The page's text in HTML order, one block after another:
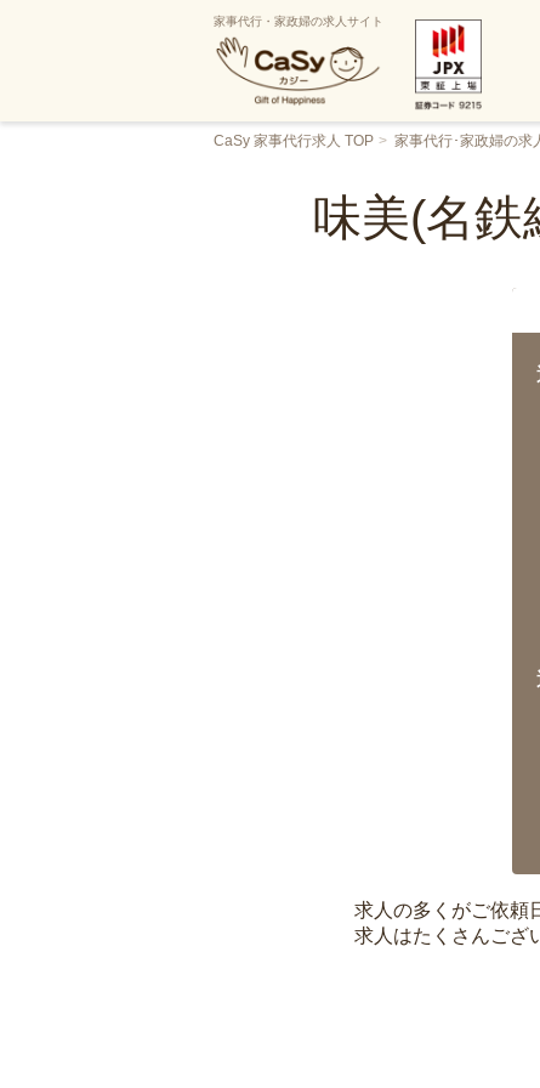
家事代行・家政婦の求人サイト
CaSy 家事代行求人 TOP 家事代行･家政婦の求
味美(名鉄
求人の多くがご依頼
求人はたくさんござ